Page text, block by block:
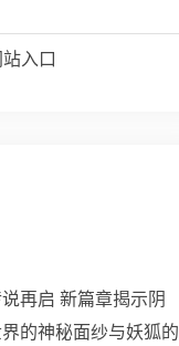
入口
再启 新篇章揭示阴
的神秘面纱与妖狐的